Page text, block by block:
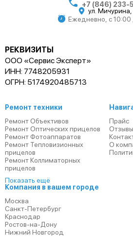
+7 (846) 233-
ул. Мичурина,
Ежедневно, с
РЕКВИЗИТЫ
ООО «Сервис Эксперт»
ИНН: 7748205931
ОГРН: 5174920485713
Ремонт техники
Ремонт Объективов
Ремонт Оптических прицелов
Ремонт Фотоаппаратов
Ремонт Тепловизионных
прицелов
Ремонт Коллиматорных
прицелов
Показать ещё
Компания в вашем городе
Москва
Санкт-Петербург
Краснодар
Ростов-на-Дону
Нижний Новгород
Прайс
Отзывы
О